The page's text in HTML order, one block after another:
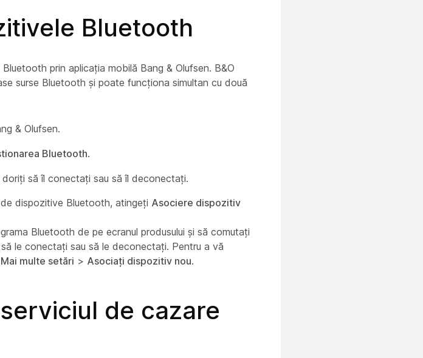
Bluetooth
prin aplicația mobilă Bang & Olufsen. B&O
surse Bluetooth și poate funcționa simultan cu două
& Olufsen.
Bluetooth.
să îl conectați sau să îl deconectați.
dispozitive Bluetooth, atingeți Asociere dispozitiv
Bluetooth de pe ecranul produsului și să comutați
le conectați sau să le deconectați. Pentru a vă
Mai multe setări > Asociați dispozitiv nou.
de cazare